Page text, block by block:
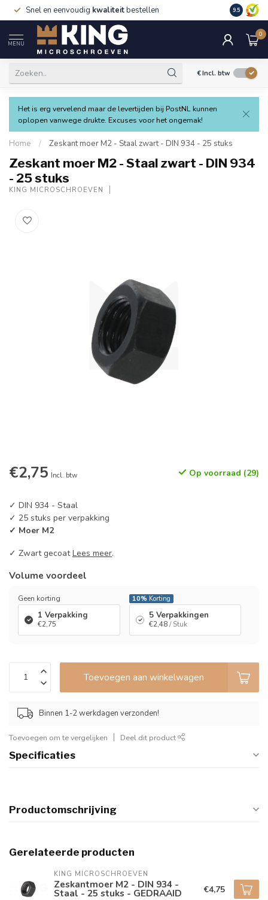
Snel en eenvoudig kwaliteitbestellen 9.5
MENU
0
€Incl. btw
Het is erg vervelend maar de levertijden bij PostNL kunnen
oplopen vanwege drukte. Excuses voor het ongemak!
Home / Zeskant moer M2 - Staal zwart - DIN 934 - 25 stuks
Zeskant moer M2 - Staal zwart - DIN 934
- 25 stuks
KING MICROSCHROEVEN
€2,75 Incl. btw Op voorraad (29)
✓ DIN 934 - Staal
✓ 25 stuks per verpakking
✓ Moer M2
✓ Zwart gecoatLees meer.
Volume voordeel
Geen korting
1 Verpakking
€2,75
10% Korting
5 Verpakkingen
€2,48/ Stuk
Toevoegen aan winkelwagen
Binnen 1-2 werkdagen verzonden!
Toevoegen om te vergelijken Deel dit product
Specificaties
Productomschrijving
Gerelateerde producten
KING MICROSCHROEVEN
Zeskantmoer M2 - DIN 934 -
Staal - 25 stuks - GEDRAAID €4,75